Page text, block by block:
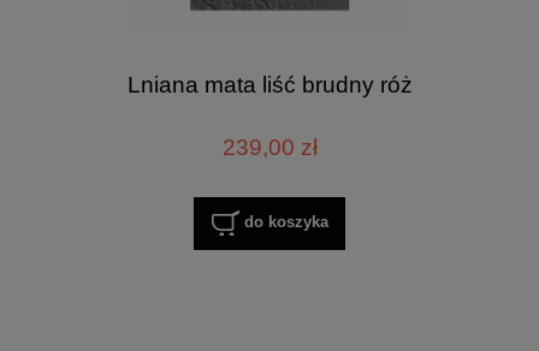
Lniana mata liść brudny róż
239,00 zł
do koszyka